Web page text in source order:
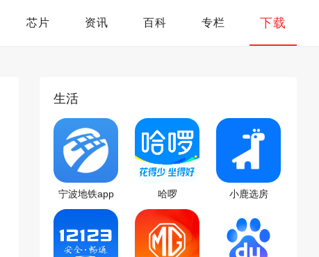
芯片 资讯 百科 专栏 下载
生活
宁波地铁app 哈啰 小鹿选房